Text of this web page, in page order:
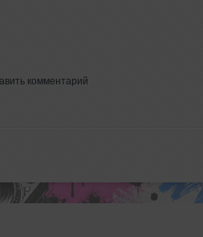
комментарий